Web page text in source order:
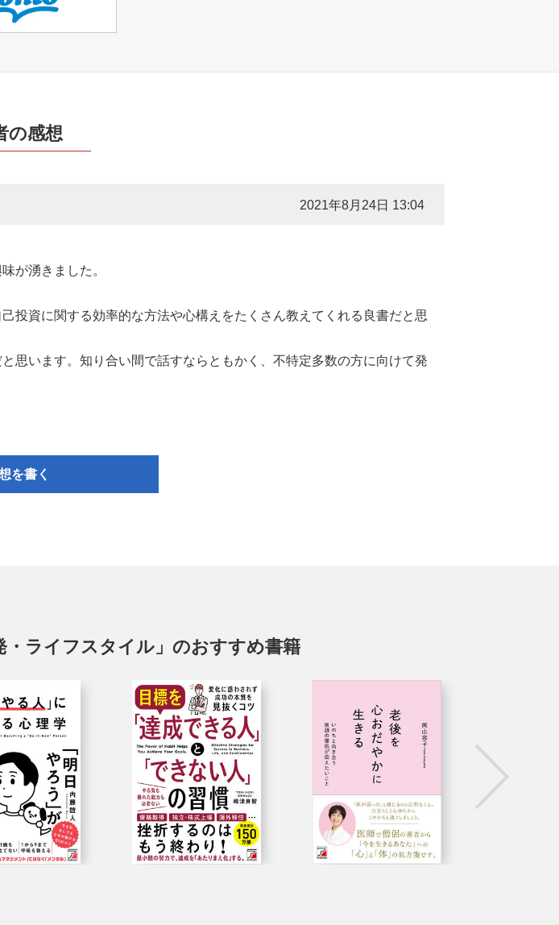
の感想
2021年8月24日 13:04
が湧きました。
投資に関する効率的な方法や心構えをたくさん教えてくれる良書だと思
思います。知り合い間で話すならともかく、不特定多数の方に向けて発
を書く
ライフスタイル」のおすすめ書籍